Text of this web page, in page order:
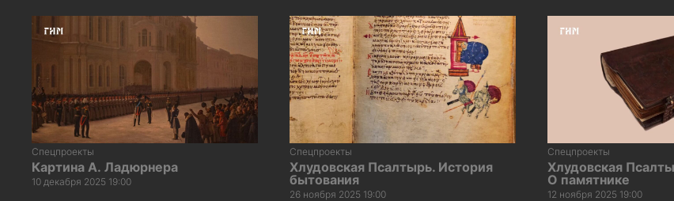
Спецпроекты
Картина А. Ладюрнера
10 декабря 2025 19:00
Спецпроекты
Хлудовская Псалтырь. История
бытования
26 ноября 2025 19:00
Спецпроекты
Хлудовская
О памятнике
12 ноября 2025 19:00